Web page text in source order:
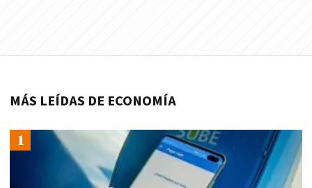
MÁS LEÍDAS DE ECONOMÍA